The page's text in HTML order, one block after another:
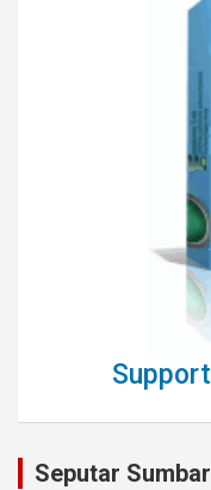
Seputar Sumbar